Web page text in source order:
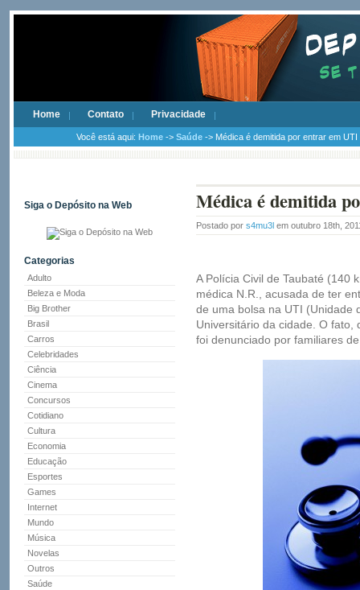
Home Contato Privacidade
Você está aqui: Home -> Saúde -> Médica é demitida por entrar em
Siga o Depósito na Web
Categorias
Adulto
Beleza e Moda
Big Brother
Brasil
Carros
Celebridades
Ciência
Cinema
Concursos
Cotidiano
Cultura
Economia
Educação
Esportes
Games
Internet
Mundo
Música
Novelas
Outros
Saúde
Médica é demitida
Postado por s4mu3l em outubro 18th,
A Polícia Civil de Taubaté (140
médica N.R., acusada de ter
de uma bolsa na UTI (Unidade
Universitário da cidade. O
foi denunciado por familiares